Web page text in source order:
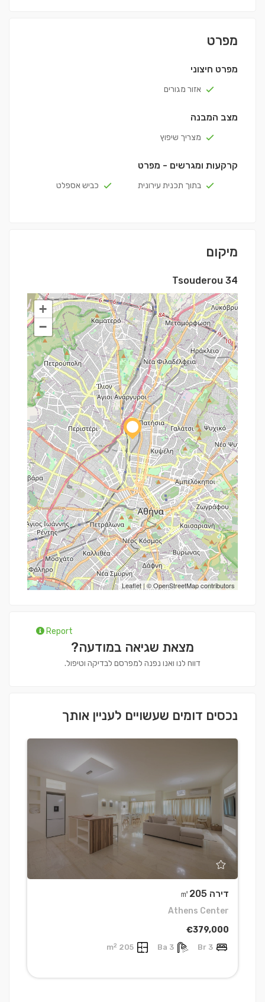
מפרט
מפרט חיצוני
אזור מגורים
מצב המבנה
מצריך שיפוץ
קרקעות ומגרשים - מפרט
בתוך תכנית עירונית כביש אספלט
מיקום
Tsouderou 34
+
−
Leaflet | ©OpenStreetMapcontributors
Report
מצאת שגיאה במודעה?
דווח לנו ואנו נפנה למפרסם לבדיקה וטיפול.
נכסים דומים שעשויים לעניין אותך
דירה ㎡205
Athens Center
€379,000
3 Br
3 Ba
205 m
2